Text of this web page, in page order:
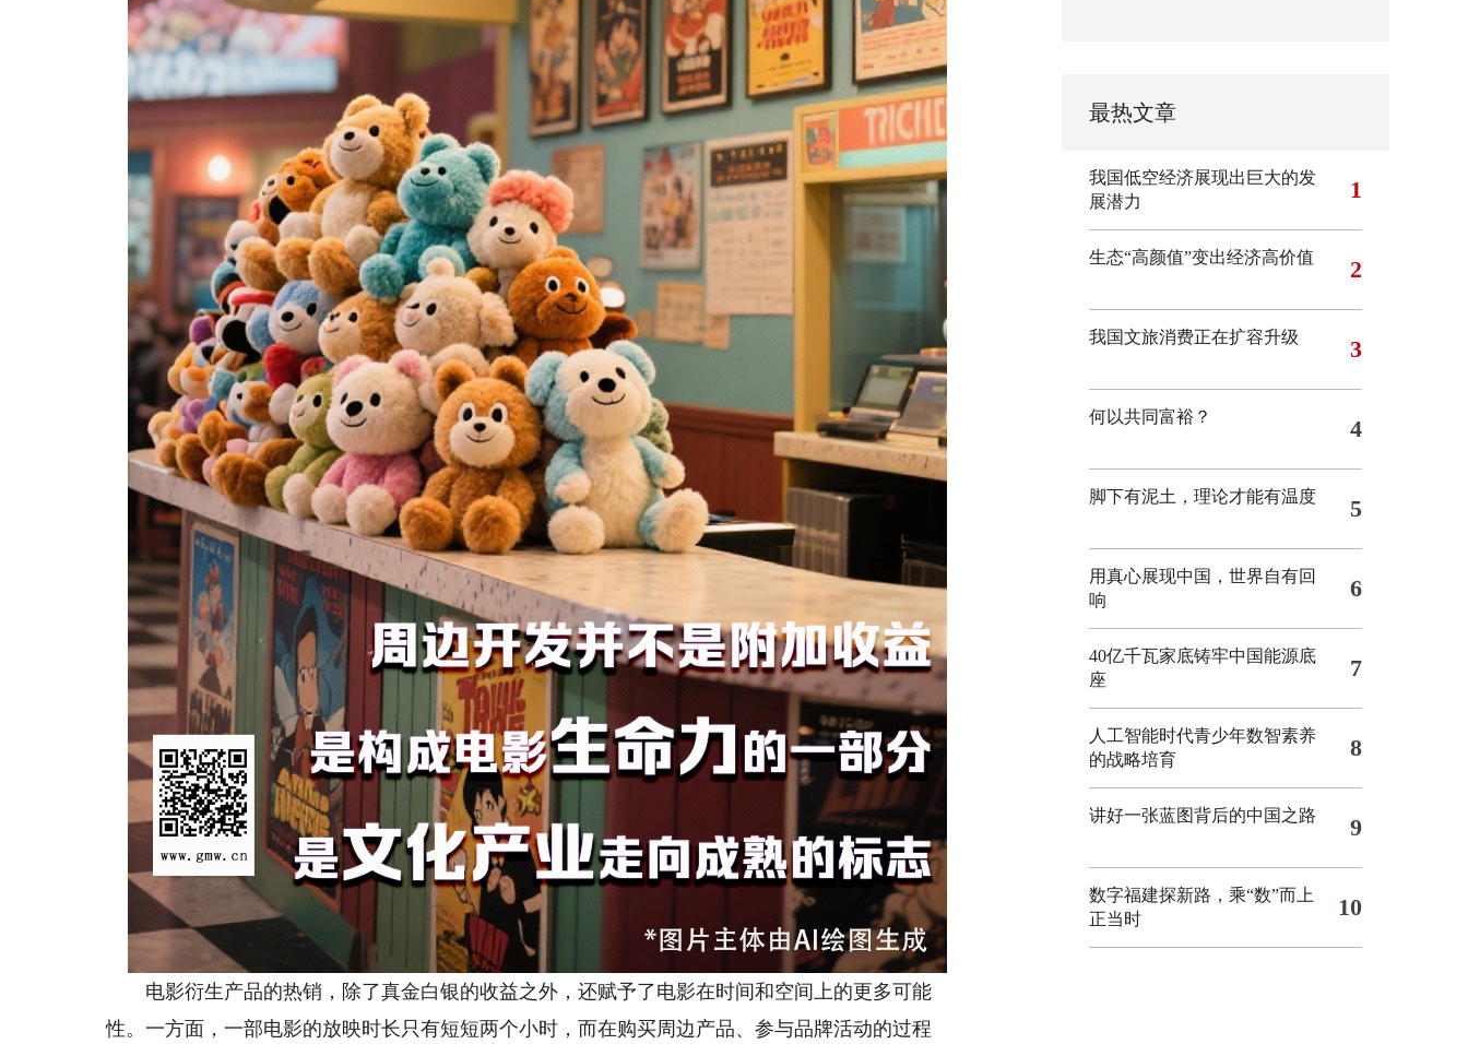
电影衍生产品的热销，除了真金白银的收益之外，还赋予了电影在时间和空间上的更多可能
性。一方面，一部电影的放映时长只有短短两个小时，而在购买周边产品、参与品牌活动的过程
最热文章
我国低空经济展现出巨大的发
展潜力
1
生态“高颜值”变出经济高价值 2
我国文旅消费正在扩容升级 3
何以共同富裕？ 4
脚下有泥土，理论才能有温度 5
用真心展现中国，世界自有回
响
6
40亿千瓦家底铸牢中国能源底
座
7
人工智能时代青少年数智素养
的战略培育
8
讲好一张蓝图背后的中国之路 9
数字福建探新路，乘“数”而上
正当时
10